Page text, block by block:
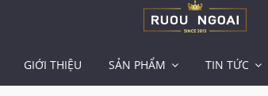
GIỚI THIỆU SẢN PHẨM TIN TỨC